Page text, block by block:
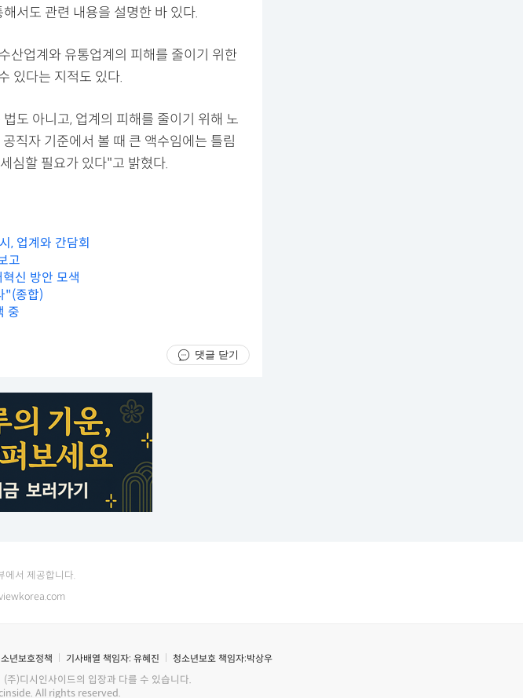
서도 관련 내용을 설명한 바 있다.
산업계와 유통업계의 피해를 줄이기 위한
있다는 지적도 있다.
도 아니고, 업계의 피해를 줄이기 위해 노
직자 기준에서 볼 때 큰 액수임에는 틀림
심할 필요가 있다"고 밝혔다.
, 업계와 간담회
고
신 방안 모색
"(종합)
중
댓글 닫기
에서 제공합니다.
년보호정책 기사배열 책임자: 유혜진 청소년보호 책임자:박상우
주)디시인사이드의 입장과 다를 수 있습니다.
All rights reserved.